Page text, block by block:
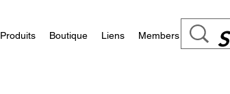
Produits Boutique Liens Members